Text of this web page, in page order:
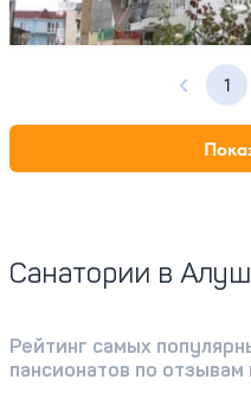
1
Санатории в
Рейтинг самых
пансионатов по отзывам